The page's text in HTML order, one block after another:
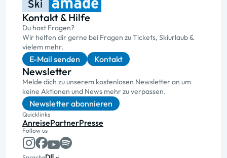
Kontakt & Hilfe
Du hast Fragen?
Wir helfen dir gerne bei Fragen zu Tickets, Skiurlaub &
vielem mehr.
E-Mail senden Kontakt
Newsletter
Melde dich zu unserem kostenlosen Newsletter an um
keine Aktionen und News mehr zu verpassen.
Newsletter abonnieren
Quicklinks
AnreisePartnerPresse
Follow us